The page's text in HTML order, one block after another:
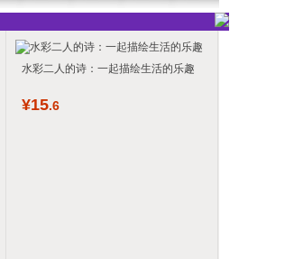
水彩二人的诗：一起描绘生活的乐趣
¥15.6